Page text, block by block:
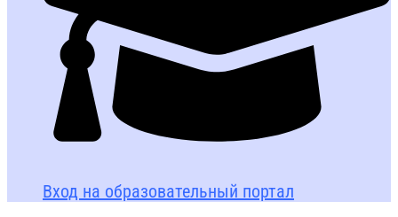
Вход на образовательный портал